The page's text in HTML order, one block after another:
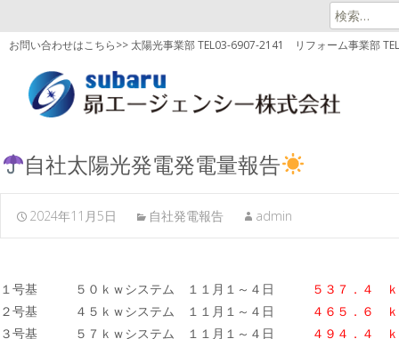
検
索:
お問い合わせはこちら>> 太陽光事業部 TEL03-6907-2141 リフォーム事業部
自社太陽光発電発電量報告
2024年11月5日 自社発電報告 admin
１号基 ５０ｋｗシステム １１月１～４日
５３７．４ ｋ
２号基 ４５ｋｗシステム １１月１～４日
４６５．６ ｋ
３号基 ５７ｋｗシステム １１月１～４日
４９４．４